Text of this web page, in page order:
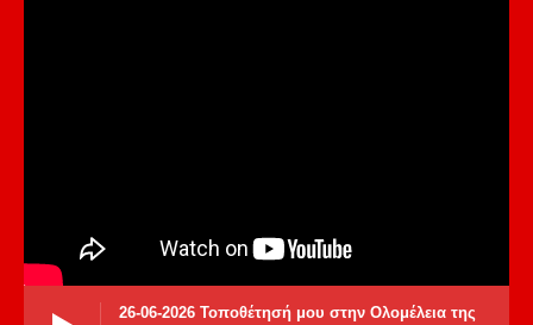
26-06-2026 Τοποθέτησή μου στην Ολομέλεια της